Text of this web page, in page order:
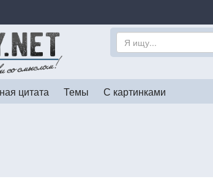
цитата Темы С картинками